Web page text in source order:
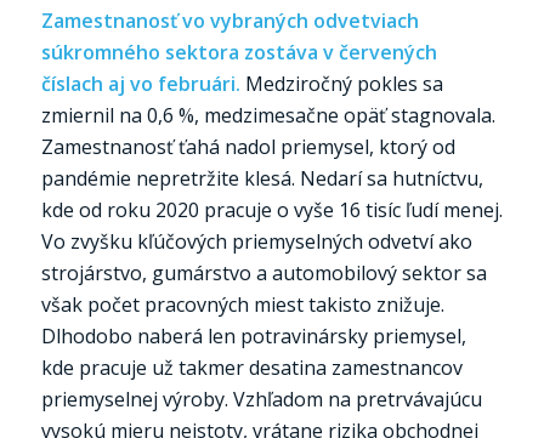
Zamestnanosť vo vybraných odvetviach
súkromného sektora zostáva v červených
číslach aj vo februári. Medziročný pokles sa
zmiernil na 0,6 %, medzimesačne opäť stagnovala.
Zamestnanosť ťahá nadol priemysel, ktorý od
pandémie nepretržite klesá. Nedarí sa hutníctvu,
kde od roku 2020 pracuje o vyše 16 tisíc ľudí menej.
Vo zvyšku kľúčových priemyselných odvetví ako
strojárstvo, gumárstvo a automobilový sektor sa
však počet pracovných miest takisto znižuje.
Dlhodobo naberá len potravinársky priemysel,
kde pracuje už takmer desatina zamestnancov
priemyselnej výroby. Vzhľadom na pretrvávajúcu
vysokú mieru neistoty, vrátane rizika obchodnej